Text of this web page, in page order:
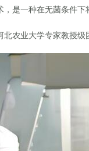
，是一种在无菌条件下
北农业大学专家教授